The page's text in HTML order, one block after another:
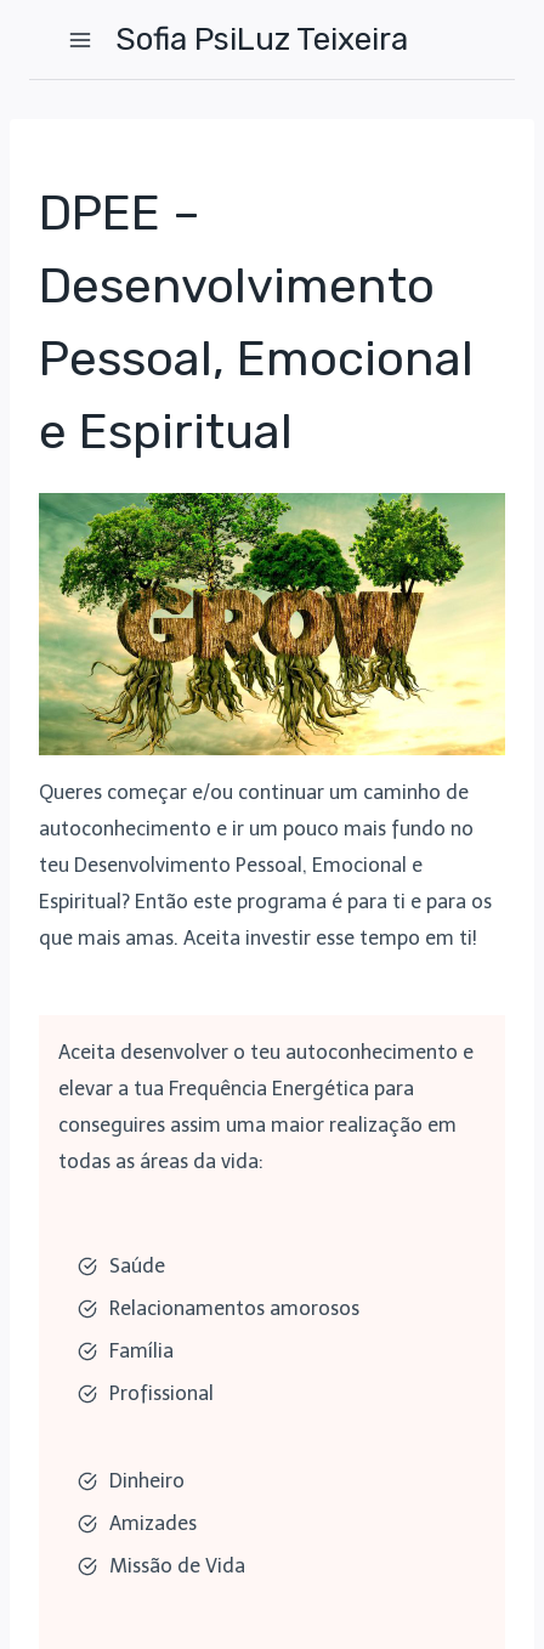
Sofia PsiLuz Teixeira
DPEE –
Desenvolvimento
Pessoal, Emocional
e Espiritual
Queres começar e/ou continuar um caminho de
autoconhecimento e ir um pouco mais fundo no
teu Desenvolvimento Pessoal, Emocional e
Espiritual? Então este programa é para ti e para os
que mais amas. Aceita investir esse tempo em ti!
Aceita desenvolver o teu autoconhecimento e
elevar a tua Frequência Energética para
conseguires assim uma maior realização em
todas as áreas da vida:
Saúde
Relacionamentos amorosos
Família
Profissional
Dinheiro
Amizades
Missão de Vida